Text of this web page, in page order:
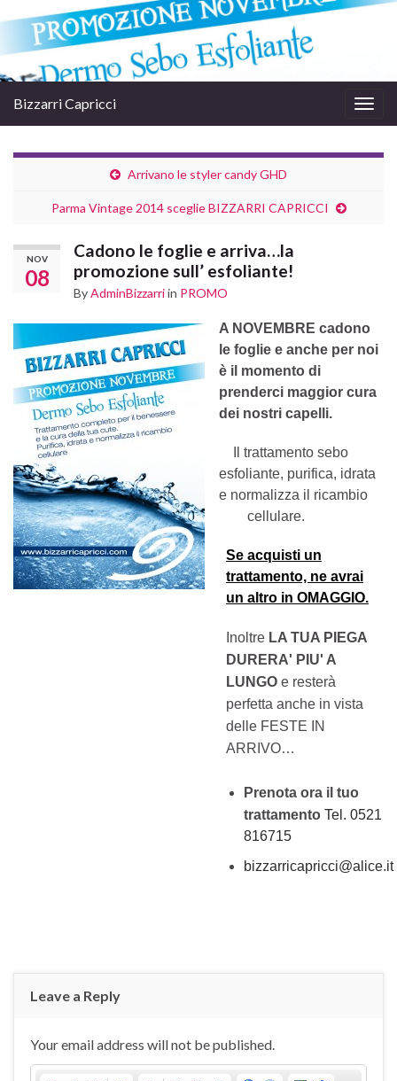
Bizzarri Capricci
Arrivano le styler candy GHD
Parma Vintage 2014 sceglie BIZZARRI CAPRICCI
NOV
08
Cadono le foglie e arriva…la
promozione sull’ esfoliante!
ByAdminBizzarriin PROMO
A NOVEMBRE cadono
le foglie e anche per noi
è il momento di
prenderci maggior cura
dei nostri capelli.
Il trattamento sebo
esfoliante, purifica, idrata
e normalizza il ricambio
cellulare.
Se acquisti un
trattamento, ne avrai
un altro in OMAGGIO.
Inoltre LA TUA PIEGA
DURERA' PIU' A
LUNGO e resterà
perfetta anche in vista
delle FESTE IN
ARRIVO…
Prenota ora il tuo
trattamento Tel. 0521
816715
bizzarricapricci@alice.it
Leave a Reply
Your email address will not be published.